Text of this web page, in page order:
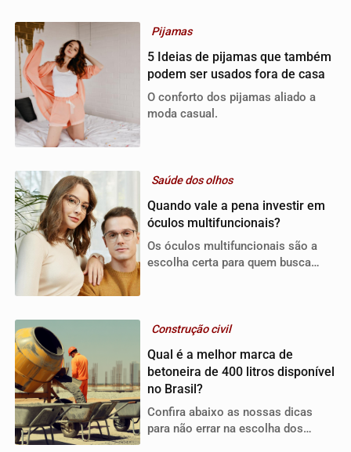
de sonoridades folk, blues e rock.
Pijamas
5 Ideias de pijamas que também
podem ser usados fora de casa
O conforto dos pijamas aliado a
moda casual.
Saúde dos olhos
Quando vale a pena investir em
óculos multifuncionais?
Os óculos multifuncionais são a
escolha certa para quem busca
Construção civil
Qual é a melhor marca de
betoneira de 400 litros disponível
no Brasil?
Confira abaixo as nossas dicas
para não errar na escolha dos